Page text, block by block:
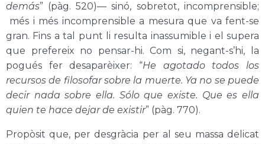
demás” (pàg. 520)— sinó, sobretot, incomprensible;
més i més incomprensible a mesura que va fent-se
gran. Fins a tal punt li resulta inassumible i el supera
que prefereix no pensar-hi. Com si, negant-s’hi, la
pogués fer desaparèixer: “He agotado todos los
recursos de filosofar sobre la muerte. Ya no se puede
decir nada sobre ella. Sólo que existe. Que es ella
quien te hace dejar de existir” (pàg. 770).
Propòsit que, per desgràcia per al seu massa delicat